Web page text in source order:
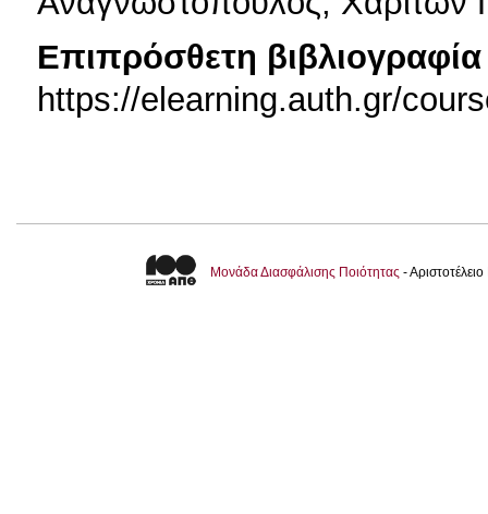
Επιπρόσθετη βιβλιογραφία
https://elearning.auth.gr/
Μονάδα Διασφάλισης Ποιότητας -